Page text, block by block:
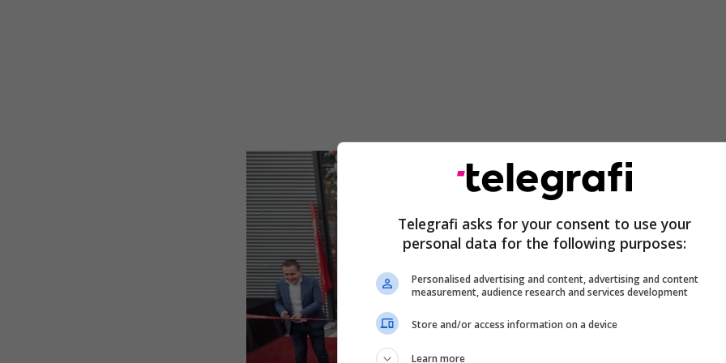
Telegrafi asks for your consent to use your
personal data for the following purposes:
Personalised advertising and content, advertising and content
measurement, audience research and services development
Store and/or access information on a device
Learn more